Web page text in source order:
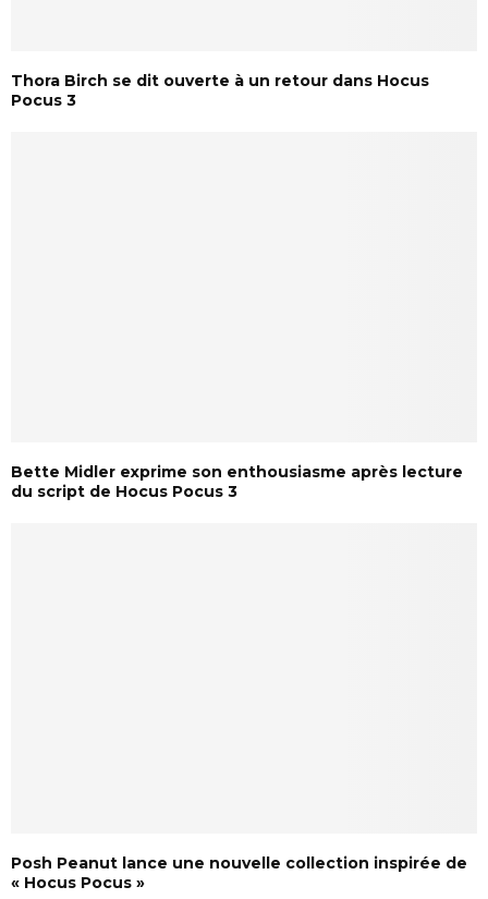
Thora Birch se dit ouverte à un retour dans Hocus
Pocus 3
Bette Midler exprime son enthousiasme après lecture
du script de Hocus Pocus 3
Posh Peanut lance une nouvelle collection inspirée de
« Hocus Pocus »